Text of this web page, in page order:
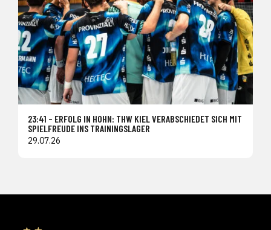
23:41 – ERFOLG IN HOHN: THW KIEL VERABSCHIEDET SICH MIT
SPIELFREUDE INS TRAININGSLAGER
29.07.26